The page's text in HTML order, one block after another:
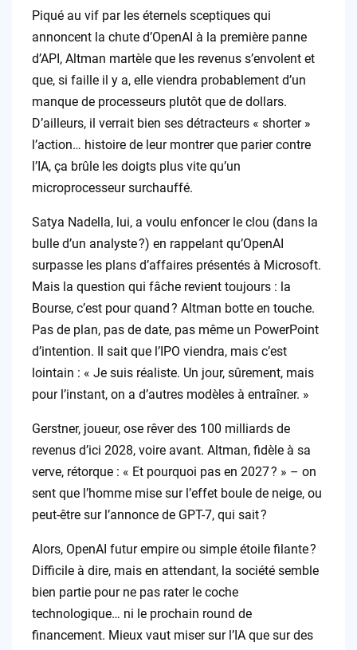
Piqué au vif par les éternels sceptiques qui
annoncent la chute d’OpenAI à la première panne
d’API, Altman martèle que les revenus s’envolent et
que, si faille il y a, elle viendra probablement d’un
manque de processeurs plutôt que de dollars.
D’ailleurs, il verrait bien ses détracteurs « shorter »
l’action… histoire de leur montrer que parier contre
l’IA, ça brûle les doigts plus vite qu’un
microprocesseur surchauffé.
Satya Nadella, lui, a voulu enfoncer le clou (dans la
bulle d’un analyste ?) en rappelant qu’OpenAI
surpasse les plans d’affaires présentés à Microsoft.
Mais la question qui fâche revient toujours : la
Bourse, c’est pour quand ? Altman botte en touche.
Pas de plan, pas de date, pas même un PowerPoint
d’intention. Il sait que l’IPO viendra, mais c’est
lointain : « Je suis réaliste. Un jour, sûrement, mais
pour l’instant, on a d’autres modèles à entraîner. »
Gerstner, joueur, ose rêver des 100 milliards de
revenus d’ici 2028, voire avant. Altman, fidèle à sa
verve, rétorque : « Et pourquoi pas en 2027 ? » – on
sent que l’homme mise sur l’effet boule de neige, ou
peut-être sur l’annonce de GPT-7, qui sait ?
Alors, OpenAI futur empire ou simple étoile filante ?
Difficile à dire, mais en attendant, la société semble
bien partie pour ne pas rater le coche
technologique… ni le prochain round de
financement. Mieux vaut miser sur l’IA que sur des